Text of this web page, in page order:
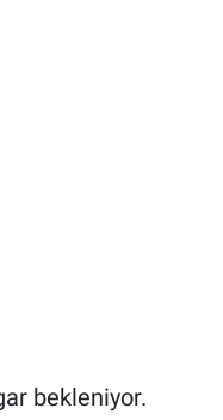
bekleniyor.